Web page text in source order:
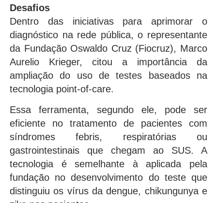
Desafios
Dentro das iniciativas para aprimorar o
diagnóstico na rede pública, o representante
da Fundação Oswaldo Cruz (Fiocruz), Marco
Aurelio Krieger, citou a importância da
ampliação do uso de testes baseados na
tecnologia point-of-care.
Essa ferramenta, segundo ele, pode ser
eficiente no tratamento de pacientes com
síndromes febris, respiratórias ou
gastrointestinais que chegam ao SUS. A
tecnologia é semelhante à aplicada pela
fundação no desenvolvimento do teste que
distinguiu os vírus da dengue, chikungunya e